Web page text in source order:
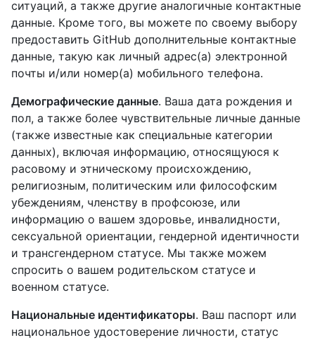
ситуаций, а также другие аналогичные контактные
данные. Кроме того, вы можете по своему выбору
предоставить GitHub дополнительные контактные
данные, такую как личный адрес(а) электронной
почты и/или номер(а) мобильного телефона.
Демографические данные. Ваша дата рождения и
пол, а также более чувствительные личные данные
(также известные как специальные категории
данных), включая информацию, относящуюся к
расовому и этническому происхождению,
религиозным, политическим или философским
убеждениям, членству в профсоюзе, или
информацию о вашем здоровье, инвалидности,
сексуальной ориентации, гендерной идентичности
и трансгендерном статусе. Мы также можем
спросить о вашем родительском статусе и
военном статусе.
Национальные идентификаторы. Ваш паспорт или
национальное удостоверение личности, статус